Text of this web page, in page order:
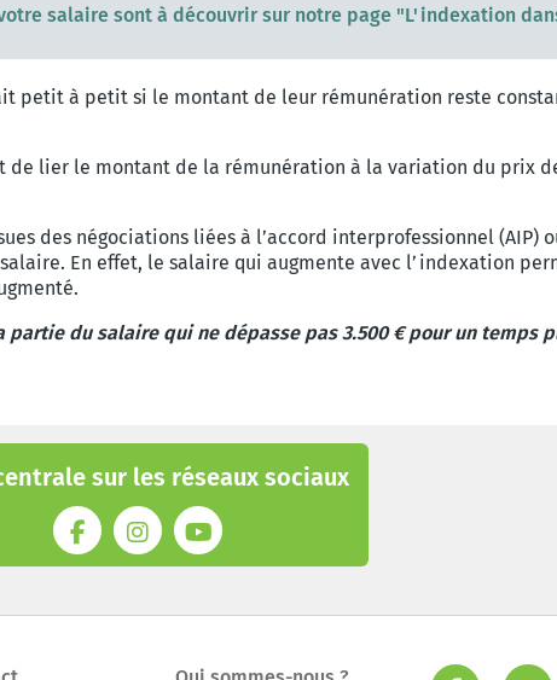
salaire sont à découvrir sur notre page "L'indexation
petit à petit si le montant de leur rémunération reste
lier le montant de la rémunération à la variation du prix
des négociations liées à l’accord interprofessionnel (AIP)
En effet, le salaire qui augmente avec l’indexation
partie du salaire qui ne dépasse pas 3.500 € pour un temps
sur les réseaux sociaux